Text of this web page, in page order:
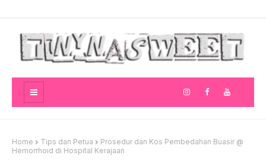
Home Tips dan Petua
Prosedur dan Kos Pembedahan Buasir @
Hemorrhoid di Hospital Kerajaan